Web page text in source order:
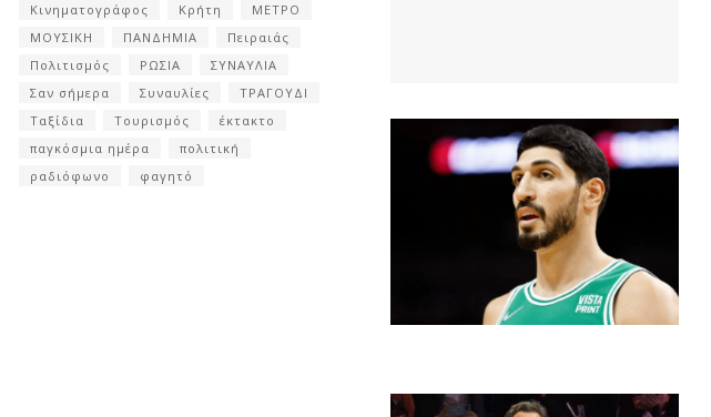
Κινηματογράφος
Κρήτη
ΜΕΤΡΟ
ΜΟΥΣΙΚΗ
ΠΑΝΔΗΜΙΑ
Πειραιάς
Πολιτισμός
ΡΩΣΙΑ
ΣΥΝΑΥΛΙΑ
Σαν σήμερα
Συναυλίες
ΤΡΑΓΟΥΔΙ
Ταξίδια
Τουρισμός
έκτακτο
παγκόσμια ημέρα
πολιτική
ραδιόφωνο
φαγητό